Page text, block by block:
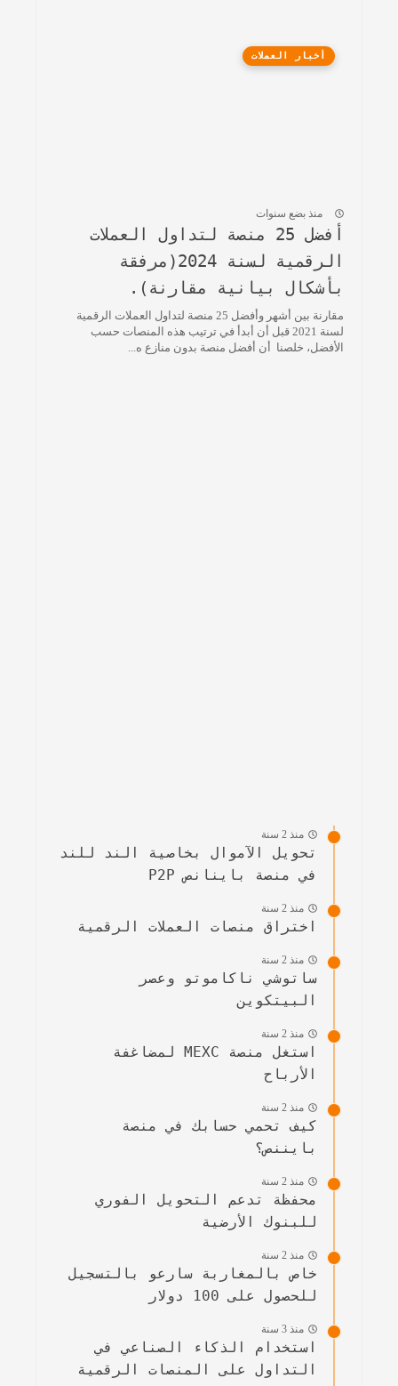
أخبار العملات
منذ بضع سنوات
أفضل 25 منصة لتداول العملات
الرقمية لسنة 2024(مرفقة
بأشكال بيانية مقارنة).
مقارنة بين أشهر وأفضل 25 منصة لتداول العملات الرقمية
لسنة 2021 قبل أن أبدأ في ترتيب هذه المنصات حسب
الأفضل، خلصنا أن أفضل منصة بدون منازع ه...
منذ 2 سنة
تحويل الآموال بخاصية الند للند
في منصة باينانص P2P
منذ 2 سنة
اختراق منصات العملات الرقمية
منذ 2 سنة
ساتوشي ناكاموتو وعصر
البيتكوين
منذ 2 سنة
استغل منصة MEXC لمضاغفة
الأرباح
منذ 2 سنة
كيف تحمي حسابك في منصة
بايننص؟
منذ 2 سنة
محفظة تدعم التحويل الفوري
للبنوك الأرضية
منذ 2 سنة
خاص بالمغاربة سارعو بالتسجيل
للحصول على 100 دولار
منذ 3 سنة
استخدام الذكاء الصناعي في
التداول على المنصات الرقمية